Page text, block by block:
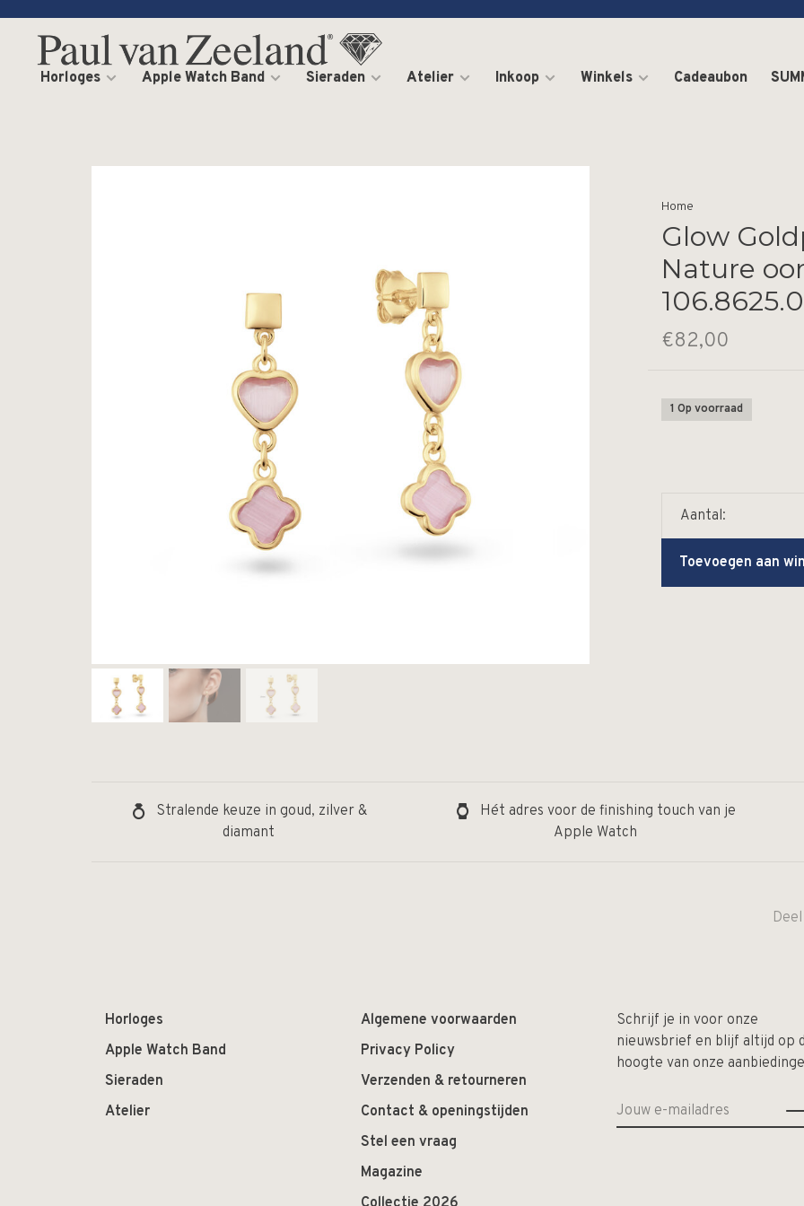
Horloges Apple Watch Band Sieraden Atelier Inkoop Winkels Cadeaubon
Home
Glow
Nature
€82,00
1 Op voorraad
Aantal:
Toevoegen aan
Stralende keuze in goud, zilver &
diamant
Hét adres voor de finishing touch van je
Apple Watch
Horloges
Apple Watch Band
Sieraden
Atelier
Algemene voorwaarden
Privacy Policy
Verzenden & retourneren
Contact & openingstijden
Stel een vraag
Magazine
Schrijf je in voor onze
nieuwsbrief en blijf altijd op
hoogte van onze